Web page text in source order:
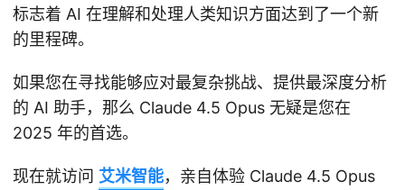
标志着 AI 在理解和处理人类知识方面达到了一个新
的里程碑。
如果您在寻找能够应对最复杂挑战、提供最深度分析
的 AI 助手，那么 Claude 4.5 Opus 无疑是您在
2025 年的首选。
现在就访问 艾米智能，亲自体验 Claude 4.5 Opus